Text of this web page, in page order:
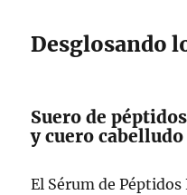
Desglosando
Suero de
y cuero cabelludo
El Sérum de Péptidos